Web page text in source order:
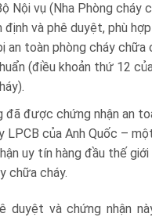
Nội vụ (Nha Phòng cháy
định và phê duyệt, phù
an toàn phòng cháy chữa
(điều khoản thứ 12
đã được chứng nhận an
LPCB của Anh Quốc –
uy tín hàng đầu thế
chữa cháy.
duyệt và chứng nhận